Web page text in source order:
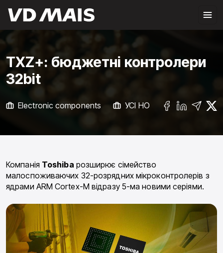
TXZ+: бюджетні контролери
32bit
Electronic components УСІ НОВИНИ
Компанія Toshiba розширює сімейство
малоспоживаючих 32-розрядних мікроконтролерів з
ядрами ARM Cortex-M відразу 5-ма новими серіями.